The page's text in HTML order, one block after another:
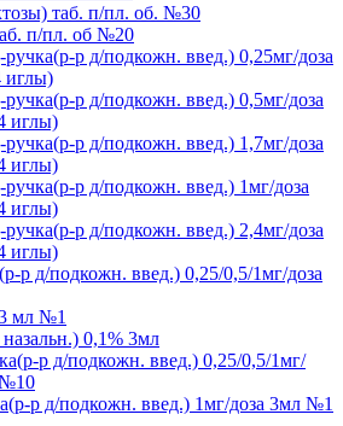
таб. п/пл. об. №30
п/пл. об №20
р д/подкожн. введ.) 0,25мг/доза
иглы)
р д/подкожн. введ.) 0,5мг/доза
иглы)
р д/подкожн. введ.) 1,7мг/доза
иглы)
р д/подкожн. введ.) 1мг/доза
иглы)
р д/подкожн. введ.) 2,4мг/доза
иглы)
р д/подкожн. введ.) 0,25/0,5/1мг/доза
мл №1
0,1% 3мл
р д/подкожн. введ.) 0,25/0,5/1мг/
№10
р д/подкожн. введ.) 1мг/доза 3мл №1